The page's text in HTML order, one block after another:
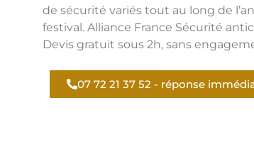
de sécurité variés tout au long de
festival. Alliance France Sécurité
Devis gratuit sous 2h, sans
07 72 21 37 52 - réponse